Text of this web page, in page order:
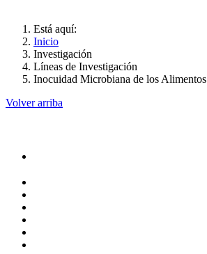
Está aquí:
Inicio
Investigación
Líneas de Investigación
Inocuidad Microbiana de los Alimentos
Volver arriba